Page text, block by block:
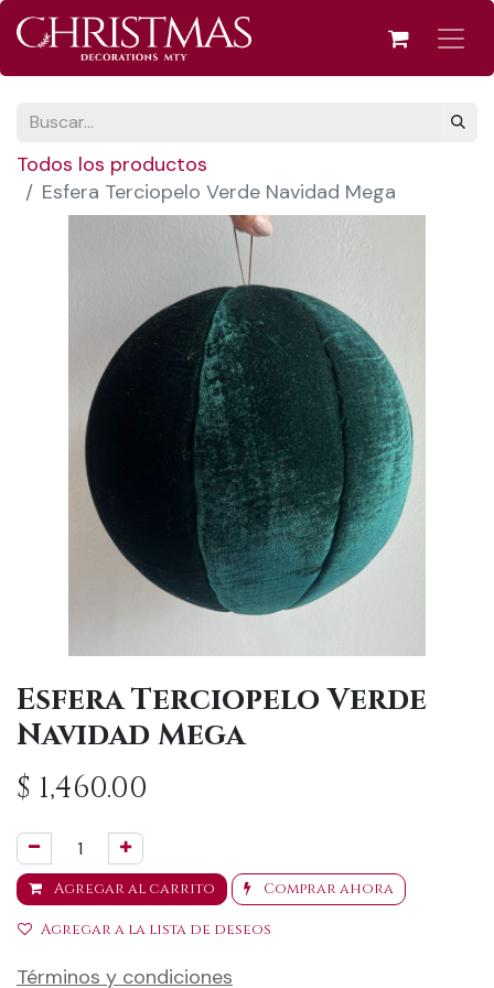
Todos los productos
Esfera Terciopelo Verde Navidad Mega
Esfera Terciopelo Verde
Navidad Mega
$ 1,460.00
Agregar al carrito Comprar ahora
Agregar a la lista de deseos
Términos y condiciones